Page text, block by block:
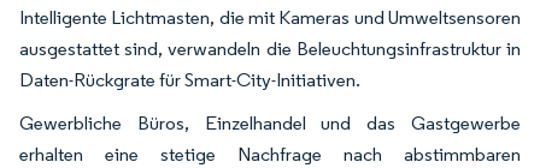
Intelligente Lichtmasten, die mit Kameras und Umweltsensoren
ausgestattet sind, verwandeln die Beleuchtungsinfrastruktur in
Daten-Rückgrate für Smart-City-Initiativen.
Gewerbliche Büros, Einzelhandel und das Gastgewerbe
erhalten eine stetige Nachfrage nach abstimmbaren